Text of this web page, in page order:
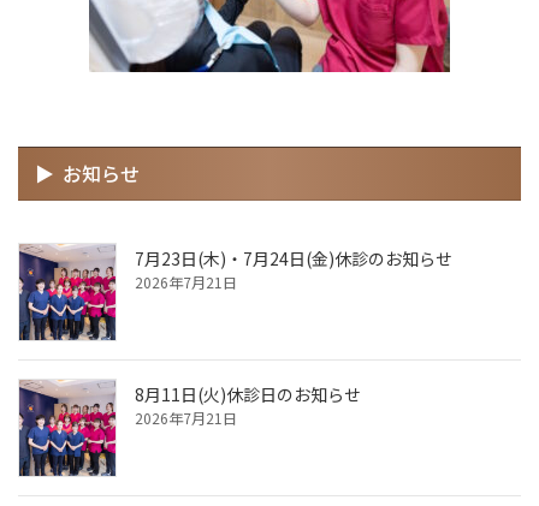
お知らせ
7月23日(木)・7月24日(金)休診のお知らせ
2026年7月21日
8月11日(火)休診日のお知らせ
2026年7月21日